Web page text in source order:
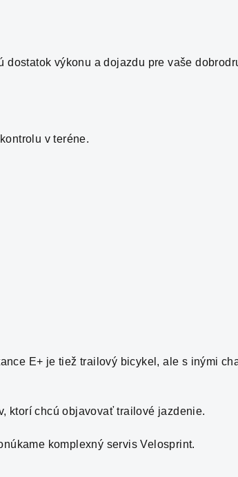
výkonu a dojazdu pre vaše
v teréne.
E+ je tiež trailový bicykel, ale s inými
ktorí chcú objavovať trailové jazdenie.
komplexný servis Velosprint.